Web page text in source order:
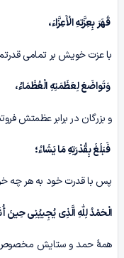
قَهَرَ بِعِزَّتِهِ الْأَعِزَّاءَ،
با عزت خویش بر تمامی
وَتَواضَعَ لِعَظَمَتِهِ الْعُظَمَاءُ،
و بزرگان در برابر عظمتش
فَبَلَغَ بِقُدْرَتِهِ مَا یَشَاءُ؛
پس با قدرت خود به هر چه
الْحَمْدُ لِلّٰهِ الَّذِی یُجِیبُنِی حِینَ
همۀ حمد و ستایش